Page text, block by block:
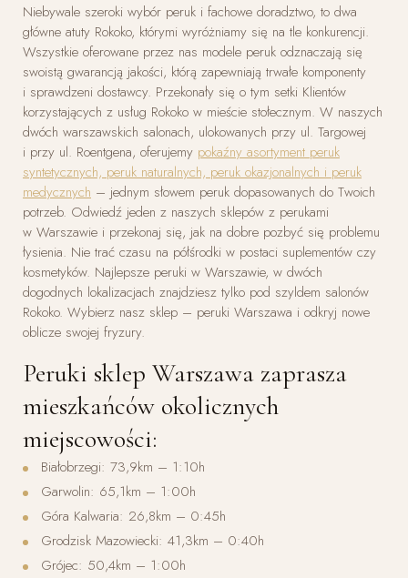
Niebywale szeroki wybór peruk i fachowe doradztwo, to dwa
główne atuty Rokoko, którymi wyróżniamy się na tle konkurencji.
Wszystkie oferowane przez nas modele peruk odznaczają się
swoistą gwarancją jakości, którą zapewniają trwałe komponenty
i sprawdzeni dostawcy. Przekonały się o tym setki Klientów
korzystających z usług Rokoko w mieście stołecznym. W naszych
dwóch warszawskich salonach, ulokowanych przy ul. Targowej
i przy ul. Roentgena, oferujemy pokaźny asortyment peruk
syntetycznych, peruk naturalnych, peruk okazjonalnych i peruk
medycznych – jednym słowem peruk dopasowanych do Twoich
potrzeb. Odwiedź jeden z naszych sklepów z perukami
w Warszawie i przekonaj się, jak na dobre pozbyć się problemu
łysienia. Nie trać czasu na półśrodki w postaci suplementów czy
kosmetyków. Najlepsze peruki w Warszawie, w dwóch
dogodnych lokalizacjach znajdziesz tylko pod szyldem salonów
Rokoko. Wybierz nasz sklep – peruki Warszawa i odkryj nowe
oblicze swojej fryzury.
Peruki sklep Warszawa zaprasza
mieszkańców okolicznych
miejscowości:
Białobrzegi: 73,9km – 1:10h
Garwolin: 65,1km – 1:00h
Góra Kalwaria: 26,8km – 0:45h
Grodzisk Mazowiecki: 41,3km – 0:40h
Grójec: 50,4km – 1:00h